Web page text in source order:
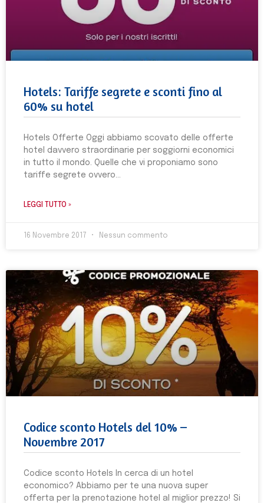
Hotels: Tariffe segrete e sconti fino al
60% su hotel
Hotels Offerte Oggi abbiamo scovato delle offerte
hotel davvero straordinarie per soggiorni economici
in tutto il mondo. Quelle che vi proponiamo sono
tariffe segrete ovvero
LEGGI TUTTO »
16 Novembre 2017 Nessun commento
Codice sconto Hotels del 10% –
Novembre 2017
Codice sconto Hotels In cerca di un hotel
economico? Abbiamo per te una nuova super
offerta per la prenotazione hotel al miglior prezzo! Si